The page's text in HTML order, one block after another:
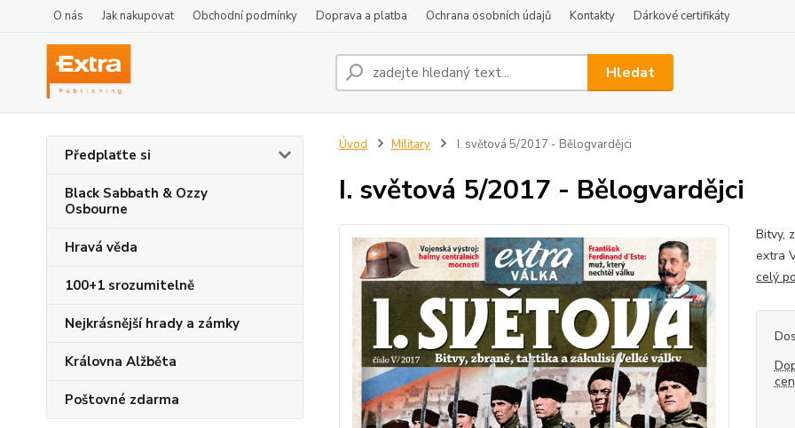
O nás Jak nakupovat Obchodní podmínky Doprava a platba Ochrana osobních údajů Kontakty Dárkové certifikáty
Hledat
Předplaťte si
Black Sabbath & Ozzy
Osbourne
Hravá věda
100+1 srozumitelně
Nejkrásnější hrady a zámky
Královna Alžběta
Poštovné zdarma
Úvod Military I. světová 5/2017 - Bělogvardějci
I. světová 5/2017 - Bělogvardějci
Bitvy,
extra
celý